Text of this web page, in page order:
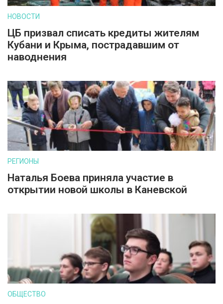
НОВОСТИ
ЦБ призвал списать кредиты жителям
Кубани и Крыма, пострадавшим от
наводнения
РЕГИОНЫ
Наталья Боева приняла участие в
открытии новой школы в Каневской
ОБЩЕСТВО